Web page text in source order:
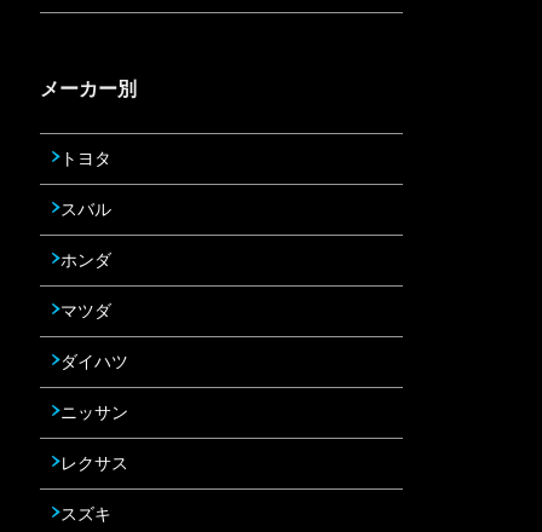
メーカー別
トヨタ
スバル
ホンダ
マツダ
ダイハツ
ニッサン
レクサス
スズキ